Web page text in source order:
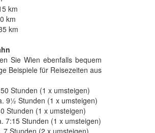
km
km
km
Sie Wien ebenfalls bequem
Beispiele für Reisezeiten aus
Stunden (1 x umsteigen)
9½ Stunden (1 x umsteigen)
Stunden (1 x umsteigen)
7:15 Stunden (1 x umsteigen)
7 Stunden (2 x umsteigen)